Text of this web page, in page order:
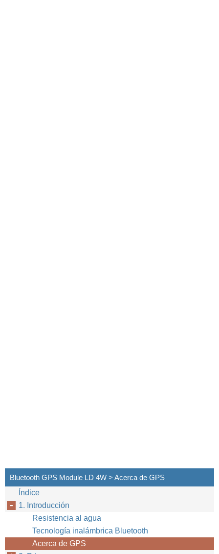
Bluetooth GPS Module LD 4W > Acerca de GPS
Índice
1. Introducción
Resistencia al agua
Tecnología inalámbrica Bluetooth
Acerca de GPS